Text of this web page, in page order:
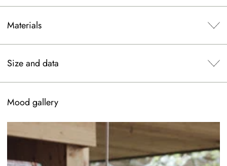
Materials
Size and data
Mood gallery